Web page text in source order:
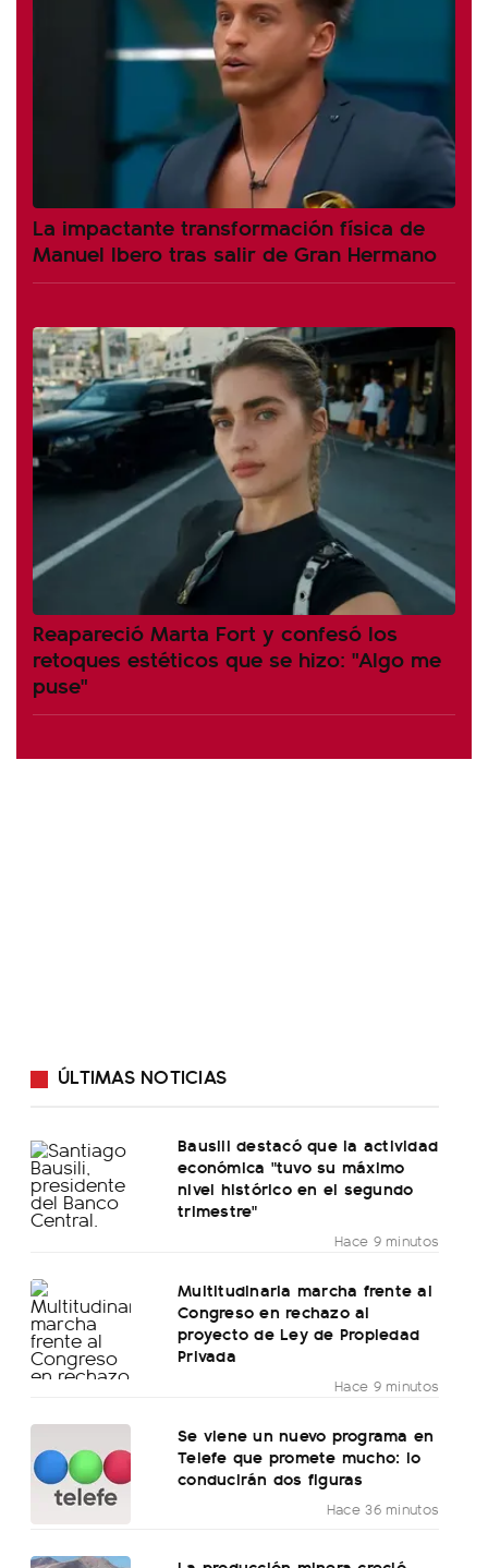
La impactante transformación física de
Manuel Ibero tras salir de Gran Hermano
Reapareció Marta Fort y confesó los
retoques estéticos que se hizo: "Algo me
puse"
ÚLTIMAS NOTICIAS
Bausili destacó que la actividad
económica "tuvo su máximo
nivel histórico en el segundo
trimestre"
Hace 9 minutos
Multitudinaria marcha frente al
Congreso en rechazo al
proyecto de Ley de Propiedad
Privada
Hace 9 minutos
Se viene un nuevo programa en
Telefe que promete mucho: lo
conducirán dos figuras
Hace 36 minutos